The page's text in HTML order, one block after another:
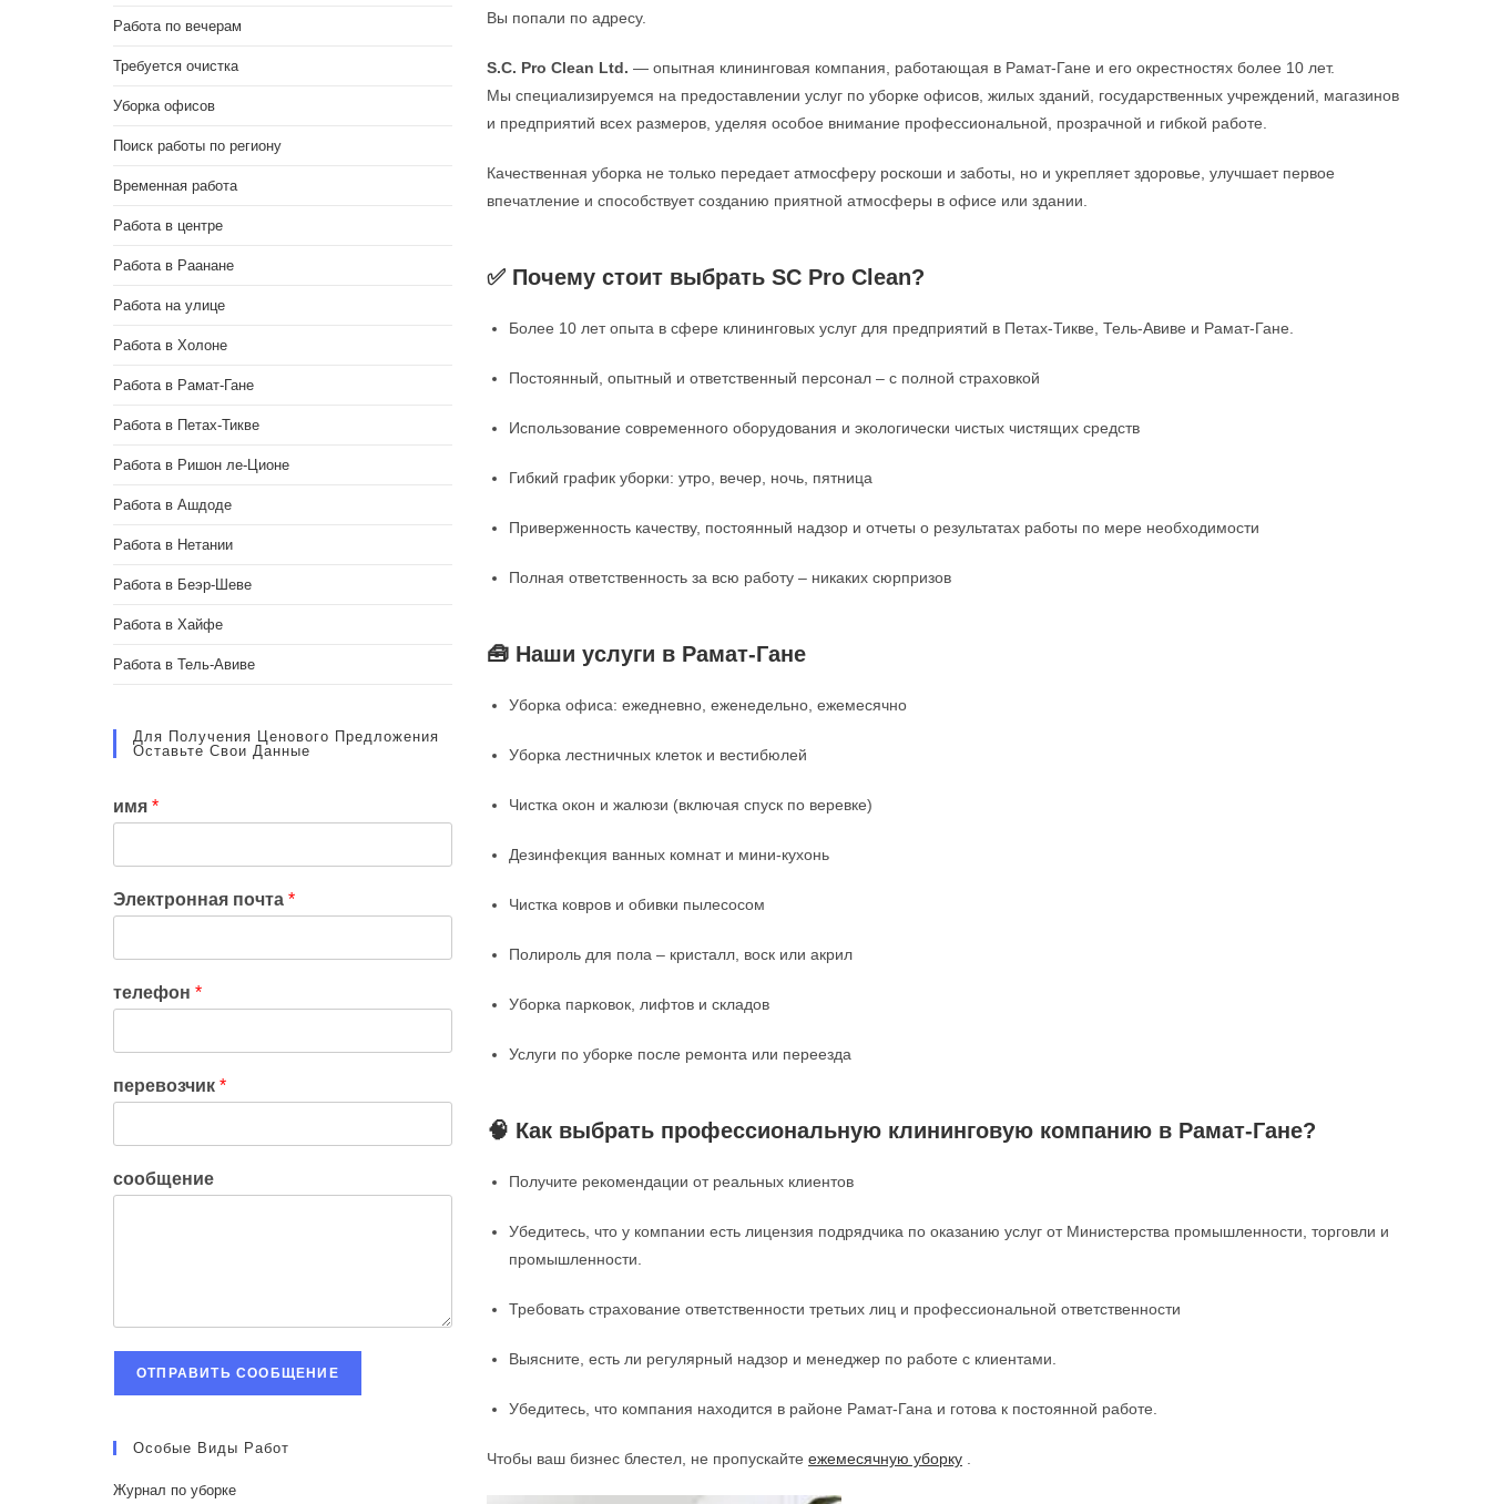
Вы попали по адресу.
S.C. Pro Clean Ltd. — опытная клининговая компания, работающая в Рамат-Гане и его окрестностях более 10 лет.
Мы специализируемся на предоставлении услуг по уборке офисов, жилых зданий, государственных учреждений, магазинов
и предприятий всех размеров, уделяя особое внимание профессиональной, прозрачной и гибкой работе.
Качественная уборка не только передает атмосферу роскоши и заботы, но и укрепляет здоровье, улучшает первое
впечатление и способствует созданию приятной атмосферы в офисе или здании.
✅ Почему стоит выбрать SC Pro Clean?
Более 10 лет опыта в сфере клининговых услуг для предприятий в Петах-Тикве, Тель-Авиве и Рамат-Гане.
Постоянный, опытный и ответственный персонал – с полной страховкой
Использование современного оборудования и экологически чистых чистящих средств
Гибкий график уборки: утро, вечер, ночь, пятница
Приверженность качеству, постоянный надзор и отчеты о результатах работы по мере необходимости
Полная ответственность за всю работу – никаких сюрпризов
🧰 Наши услуги в Рамат-Гане
Уборка офиса: ежедневно, еженедельно, ежемесячно
Уборка лестничных клеток и вестибюлей
Чистка окон и жалюзи (включая спуск по веревке)
Дезинфекция ванных комнат и мини-кухонь
Чистка ковров и обивки пылесосом
Полироль для пола – кристалл, воск или акрил
Уборка парковок, лифтов и складов
Услуги по уборке после ремонта или переезда
🧠 Как выбрать профессиональную клининговую компанию в Рамат-Гане?
Получите рекомендации от реальных клиентов
Убедитесь, что у компании есть лицензия подрядчика по оказанию услуг от Министерства промышленности, торговли и
промышленности.
Требовать страхование ответственности третьих лиц и профессиональной ответственности
Выясните, есть ли регулярный надзор и менеджер по работе с клиентами.
Убедитесь, что компания находится в районе Рамат-Гана и готова к постоянной работе.
Чтобы ваш бизнес блестел, не пропускайте ежемесячную уборку
Работа по вечерам
Требуется очистка
Уборка офисов
Поиск работы по региону
Временная работа
Работа в центре
Работа в Раанане
Работа на улице
Работа в Холоне
Работа в Рамат-Гане
Работа в Петах-Тикве
Работа в Ришон ле-Ционе
Работа в Ашдоде
Работа в Нетании
Работа в Беэр-Шеве
Работа в Хайфе
Работа в Тель-Авиве
Для Получения Ценового Предложения
Оставьте Свои Данные
имя *
Электронная почта *
телефон *
перевозчик *
сообщение
ОТПРАВИТЬ СООБЩЕНИЕ
Особые Виды Работ
Журнал по уборке